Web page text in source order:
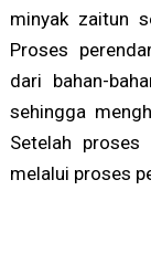
minyak zaitun
Proses
dari bahan-
sehingga
Setelah proses
melalui proses